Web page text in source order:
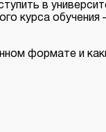
в
курса
формате и